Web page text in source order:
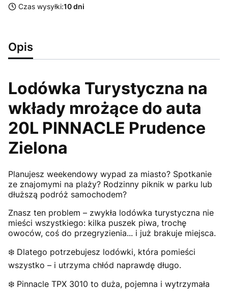
Czas wysyłki:10 dni
Opis
Lodówka Turystyczna na
wkłady mrożące do auta
20L PINNACLE Prudence
Zielona
Planujesz weekendowy wypad za miasto? Spotkanie
ze znajomymi na plaży? Rodzinny piknik w parku lub
dłuższą podróż samochodem?
Znasz ten problem – zwykła lodówka turystyczna nie
mieści wszystkiego: kilka puszek piwa, trochę
owoców, coś do przegryzienia... i już brakuje miejsca.
❄️ Dlatego potrzebujesz lodówki, która pomieści
wszystko – i utrzyma chłód naprawdę długo.
❄️ Pinnacle TPX 3010 to duża, pojemna i wytrzymała